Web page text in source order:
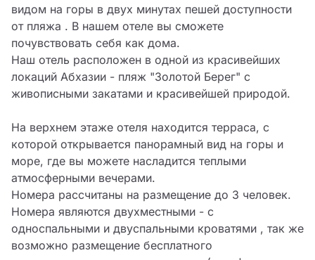
видом на горы в двух минутах пешей доступности
от пляжа . В нашем отеле вы сможете
почувствовать себя как дома.
Наш отель расположен в одной из красивейших
локаций Абхазии - пляж "Золотой Берег" с
живописными закатами и красивейшей природой.
На верхнем этаже отеля находится терраса, с
которой открывается панорамный вид на горы и
море, где вы можете насладится теплыми
атмосферными вечерами.
Номера рассчитаны на размещение до 3 человек.
Номера являются двухместными - с
односпальными и двуспальными кроватями , так же
возможно размещение бесплатного